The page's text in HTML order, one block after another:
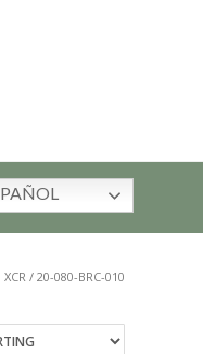
/ 20-080-BRC-010